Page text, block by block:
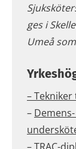
ges i
Umeå
–
–